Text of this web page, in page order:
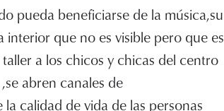
pueda beneficiarse de la música,su
que no es visible pero que es
a los chicos y chicas del centro
abren canales de
calidad de vida de las personas